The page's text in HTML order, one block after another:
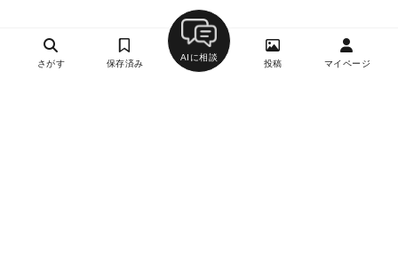
さがす 保存済み
AIに相談
投稿 マイページ